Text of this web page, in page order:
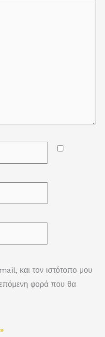
και τον ιστότοπο μου
φορά που θα